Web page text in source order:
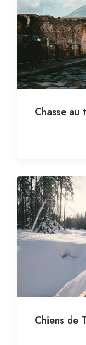
Chasse au
Chiens de